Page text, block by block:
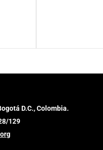
D.C., Colombia.
129